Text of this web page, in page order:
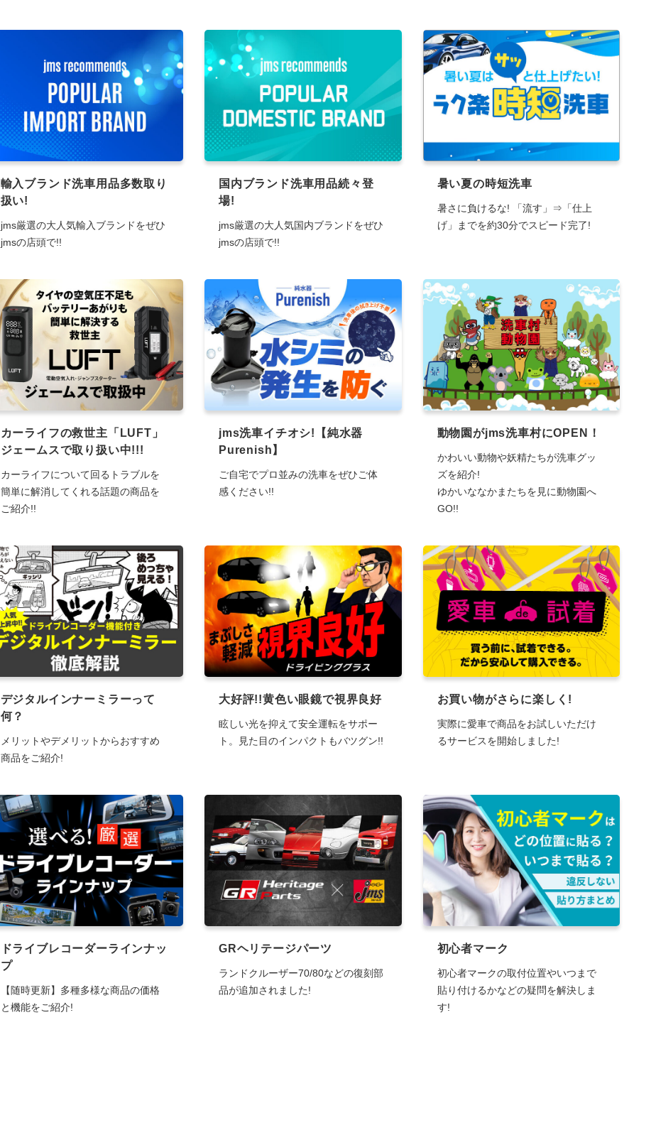
輸入ブランド洗車用品多数取り
扱い!
jms厳選の大人気輸入ブランドをぜひ
jmsの店頭で!!
国内ブランド洗車用品続々登
場!
jms厳選の大人気国内ブランドをぜひ
jmsの店頭で!!
暑い夏の時短洗車
暑さに負けるな! 「流す」⇒「仕上
げ」までを約30分でスピード完了!
カーライフの救世主「LUFT」
ジェームスで取り扱い中!!!
カーライフについて回るトラブルを
簡単に解消してくれる話題の商品を
ご紹介!!
jms洗車イチオシ!【純水器
Purenish】
ご自宅でプロ並みの洗車をぜひご体
感ください!!
動物園がjms洗車村にOPEN！
かわいい動物や妖精たちが洗車グッ
ズを紹介!
ゆかいななかまたちを見に動物園へ
GO!!
デジタルインナーミラーって
何？
メリットやデメリットからおすすめ
商品をご紹介!
大好評!!黄色い眼鏡で視界良好
眩しい光を抑えて安全運転をサポー
ト。見た目のインパクトもバツグン!!
お買い物がさらに楽しく!
実際に愛車で商品をお試しいただけ
るサービスを開始しました!
ドライブレコーダーラインナッ
プ
【随時更新】多種多様な商品の価格
と機能をご紹介!
GRヘリテージパーツ
ランドクルーザー70/80などの復刻部
品が追加されました!
初心者マーク
初心者マークの取付位置やいつまで
貼り付けるかなどの疑問を解決しま
す!